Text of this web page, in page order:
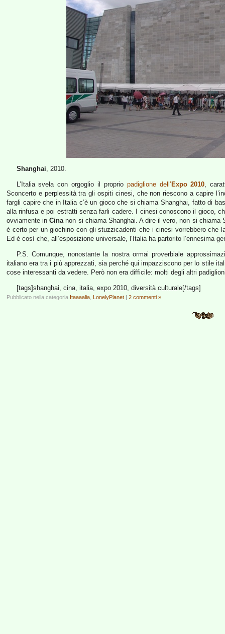
Shanghai, 2010.
L’Italia svela con orgoglio il proprio padiglione dell’ Expo 2010,
Sconcerto e perplessità tra gli ospiti cinesi, che non riescono a capire
fargli capire che in Italia c’è un gioco che si chiama Shanghai, fatto di
alla rinfusa e poi estratti senza farli cadere. I cinesi conoscono il gioco,
ovviamente inCinanon si chiama Shanghai. A dire il vero, non si chiama
è certo per un giochino con gli stuzzicadenti che i cinesi vorrebbero che
Ed è così che, all’esposizione universale, l’Italia ha partorito l’ennesima
P.S. Comunque, nonostante la nostra ormai proverbiale
italiano era tra i più apprezzati, sia perché qui impazziscono per lo stile
cose interessanti da vedere. Però non era difficile: molti degli altri
[tags]shanghai, cina, italia, expo 2010, diversità culturale[/tags]
Pubblicato nella categoria Itaaaalia LonelyPlanet | 2 commenti »